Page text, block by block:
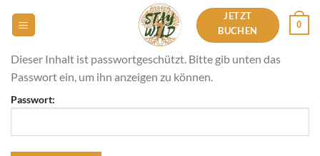
Inhalt
JETZT
BUCHEN
0
Dieser Inhalt ist passwortgeschützt. Bitte gib unten das
Passwort ein, um ihn anzeigen zu können.
Passwort: